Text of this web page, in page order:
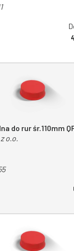
do rur śr.110mm
o.o.